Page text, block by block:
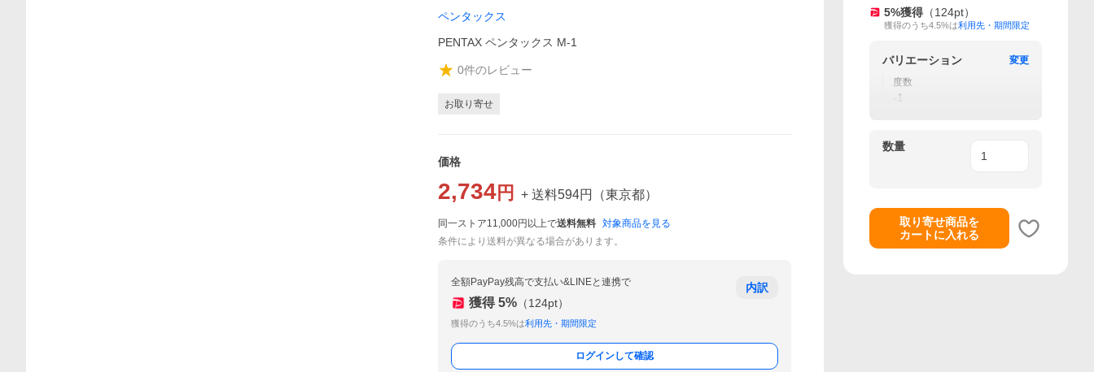
ペンタックス
PENTAX ペンタックス M-1
0件のレビュー
お取り寄せ
価格
2,734円 + 送料594円 （東京都）
同一ストア11,000円以上で送料無料 対象商品を見る
条件により送料が異なる場合があります。
全額PayPay残高で支払い&LINEと連携で
獲得 5% （124pt）
獲得のうち4.5%は利用先・期間限定
内訳
ログインして確認
5%獲得 （124pt）
獲得のうち4.5%は利用先・期間限定
バリエーション
変更
度数
-1
数量
取り寄せ商品を
カートに入れる